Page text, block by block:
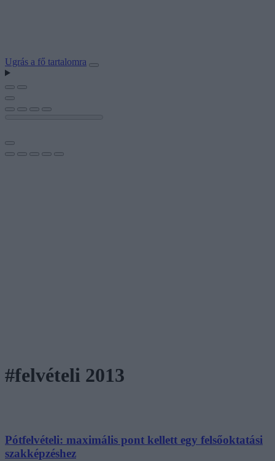
Ugrás a fő tartalomra
#felvételi 2013
Pótfelvételi: maximális pont kellett egy felsőoktatási
szakképzéshez